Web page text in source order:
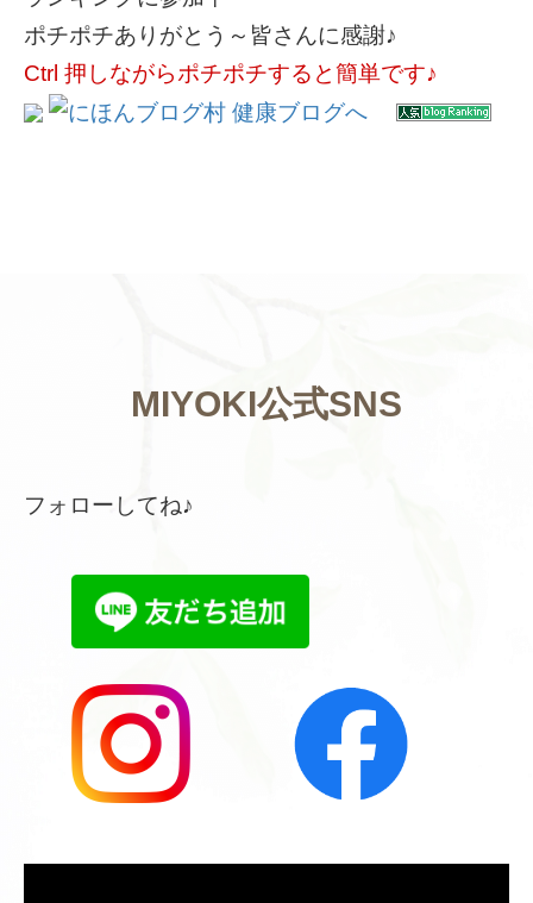
ポチポチありがとう～皆さんに感謝♪
Ctrl 押しながらポチポチすると簡単です♪
MIYOKI公式SNS
フォローしてね♪